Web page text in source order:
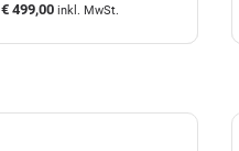
€ 499,00 inkl. MwSt.